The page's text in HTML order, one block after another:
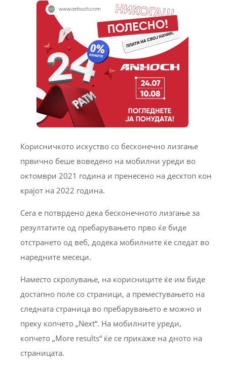
Корисничкото искуство со бесконечно лизгање
првично беше воведено на мобилни уреди во
октомври 2021 година и пренесено на десктоп кон
крајот на 2022 година.
Сега е потврдено дека бесконечното лизгање за
резултатите од пребарувањето прво ќе биде
отстрането од веб, додека мобилните ќе следат во
наредните месеци.
Наместо скролување, на корисниците ќе им биде
достапно поле со страници, а преместувањето на
следната страница во пребарувањето е можно и
преку копчето „Next“. На мобилните уреди,
копчето „More results“ ќе се прикаже на дното на
страницата.